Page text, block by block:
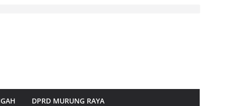
DPRD MURUNG RAYA